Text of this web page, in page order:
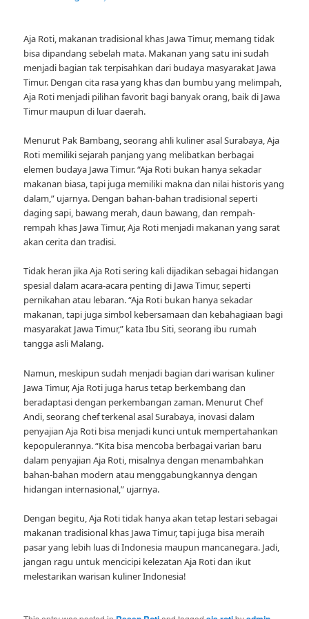
Aja Roti, makanan tradisional khas Jawa Timur, memang tidak
bisa dipandang sebelah mata. Makanan yang satu ini sudah
menjadi bagian tak terpisahkan dari budaya masyarakat Jawa
Timur. Dengan cita rasa yang khas dan bumbu yang melimpah,
Aja Roti menjadi pilihan favorit bagi banyak orang, baik di Jawa
Timur maupun di luar daerah.
Menurut Pak Bambang, seorang ahli kuliner asal Surabaya, Aja
Roti memiliki sejarah panjang yang melibatkan berbagai
elemen budaya Jawa Timur. “Aja Roti bukan hanya sekadar
makanan biasa, tapi juga memiliki makna dan nilai historis yang
dalam,” ujarnya. Dengan bahan-bahan tradisional seperti
daging sapi, bawang merah, daun bawang, dan rempah-
rempah khas Jawa Timur, Aja Roti menjadi makanan yang sarat
akan cerita dan tradisi.
Tidak heran jika Aja Roti sering kali dijadikan sebagai hidangan
spesial dalam acara-acara penting di Jawa Timur, seperti
pernikahan atau lebaran. “Aja Roti bukan hanya sekadar
makanan, tapi juga simbol kebersamaan dan kebahagiaan bagi
masyarakat Jawa Timur,” kata Ibu Siti, seorang ibu rumah
tangga asli Malang.
Namun, meskipun sudah menjadi bagian dari warisan kuliner
Jawa Timur, Aja Roti juga harus tetap berkembang dan
beradaptasi dengan perkembangan zaman. Menurut Chef
Andi, seorang chef terkenal asal Surabaya, inovasi dalam
penyajian Aja Roti bisa menjadi kunci untuk mempertahankan
kepopulerannya. “Kita bisa mencoba berbagai varian baru
dalam penyajian Aja Roti, misalnya dengan menambahkan
bahan-bahan modern atau menggabungkannya dengan
hidangan internasional,” ujarnya.
Dengan begitu, Aja Roti tidak hanya akan tetap lestari sebagai
makanan tradisional khas Jawa Timur, tapi juga bisa meraih
pasar yang lebih luas di Indonesia maupun mancanegara. Jadi,
jangan ragu untuk mencicipi kelezatan Aja Roti dan ikut
melestarikan warisan kuliner Indonesia!